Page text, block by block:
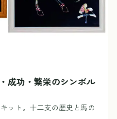
成功・繁栄のシンボル
ット。十二支の歴史と馬の